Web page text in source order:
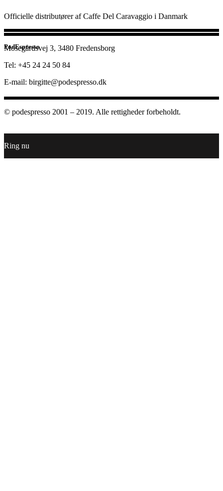
Officielle distributører af Caffe Del Caravaggio i Danmark
PodEspresso
Mosegårdsvej 3, 3480 Fredensborg
Tel: +45 24 24 50 84
E-mail: birgitte@podespresso.dk
© podespresso 2001 – 2019. Alle rettigheder forbeholdt.
Ring nu